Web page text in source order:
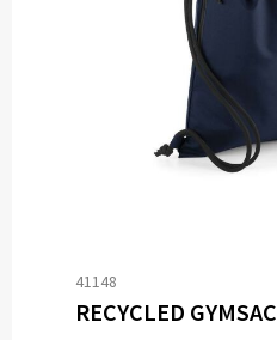
41148
RECYCLED GYMSAC